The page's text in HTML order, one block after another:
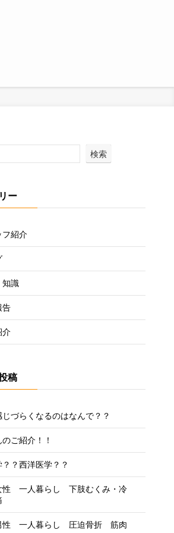
検索
ー
フ紹介
知識
告
介
稿
づらくなるのはなんで？？
ご紹介！！
？西洋医学？？
性 一人暮らし 下肢むくみ・冷
性 一人暮らし 圧迫骨折 筋肉